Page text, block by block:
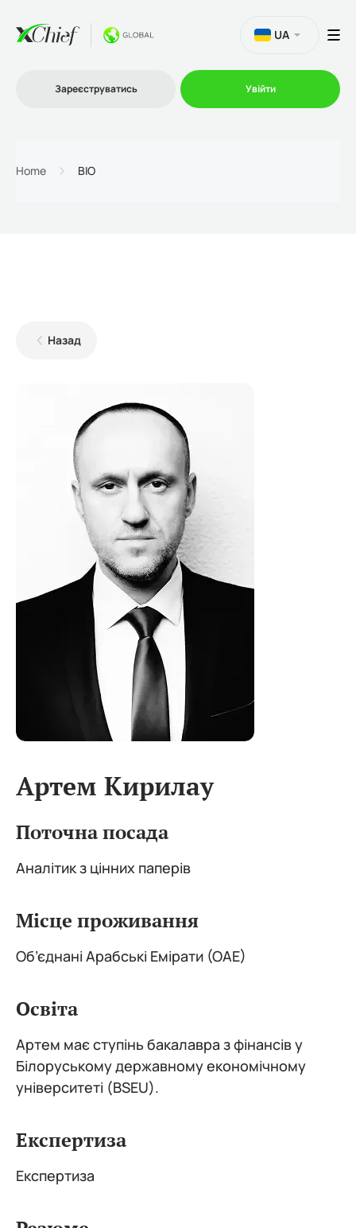
UA
Зареєструватись Увійти
Home BIO
Назад
Артем Кирилау
Поточна посада
Аналітик з цінних паперів
Місце проживання
Об’єднані Арабські Емірати (ОАЕ)
Освіта
Артем має ступінь бакалавра з фінансів у
Білоруському державному економічному
університеті (BSEU).
Експертиза
Експертиза